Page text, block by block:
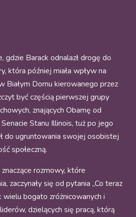
gdzie Barack odnalazł drogę do
która później miała wpływ na
Białym Domu kierowanego przez
być częścią pierwszej grupy
znających Obamę od
Stanu Illinois, tuż po jego
do ugruntowania swojej osobistej
społeczną.
rozmowy, które
zaczynały się od pytania „Co teraz
wielu bogato zróżnicowanych i
dzielących się pracą, którą